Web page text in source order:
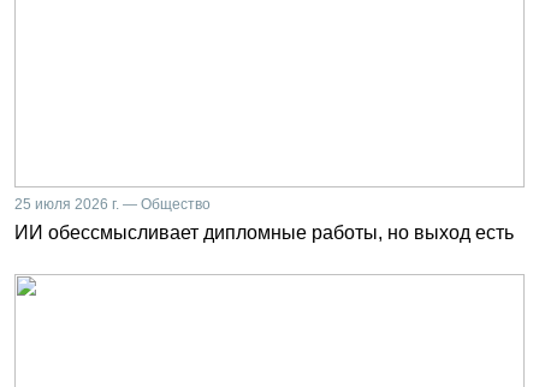
25 июля 2026 г. — Общество
ИИ обессмысливает дипломные работы, но выход есть